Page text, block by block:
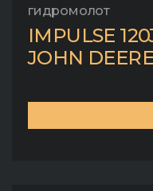
гидромолот
IMPULSE
JOHN